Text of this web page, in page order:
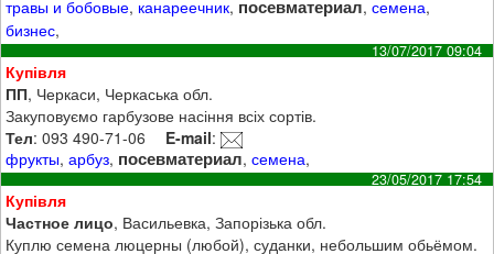
травы и бобовые, канареечник, посевматериал,семена,
бизнес,
13/07/2017 09:04
Купівля
ПП, Черкаси, Черкаська обл.
Закуповуємо гарбузове насіння всіх сортів.
Тел: 093 490-71-06 E-mail:
фрукты,арбуз, посевматериал,семена,
23/05/2017 17:54
Купівля
Частное лицо, Васильевка, Запорізька обл.
Куплю семена люцерны (любой), суданки, небольшим обьёмом.